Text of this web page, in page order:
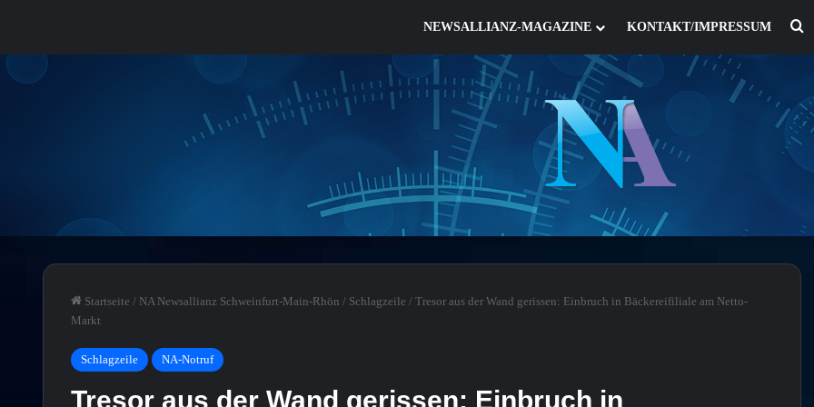
NEWSALLIANZ-MAGAZINE KONTAKT/IMPRESSUM
Startseite / NA Newsallianz Schweinfurt-Main-Rhön / Schlagzeile / Tresor aus der Wand gerissen: Einbruch in Bäckereifiliale am Netto-
Markt
Schlagzeile NA-Notruf
Tresor aus der Wand gerissen: Einbruch in